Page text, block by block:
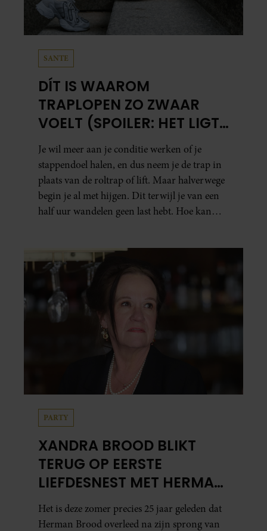
SANTE
DÍT IS WAAROM
TRAPLOPEN ZO ZWAAR
VOELT (SPOILER: HET LIGT
NIET AAN JE CONDITIE)
Je wil meer aan je conditie werken of je
stappendoel halen, en dus neem je de trap in
plaats van de roltrap of lift. Maar halverwege
begin je al met hijgen. Dit terwijl je van een
half uur wandelen geen last hebt. Hoe kan
PARTY
XANDRA BROOD BLIKT
TERUG OP EERSTE
LIEFDESNEST MET HERMAN
BROOD: “HIER IS LOLA
GEBOREN”
Het is deze zomer precies 25 jaar geleden dat
Herman Brood overleed na zijn sprong van